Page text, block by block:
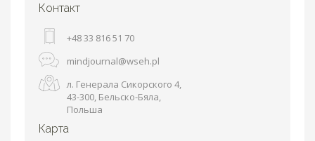
Контакт
+48 33 816 51 70
mindjournal@wseh.pl
л. Генерала Сикорского 4,
43-300, Бельско-Бяла,
Польша
Карта